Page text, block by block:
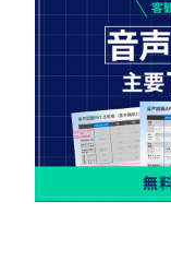
12月
(2)
(2)
12月 (1)
7月
9月(1)
10月(1)
11月(1)
4月
8月(2)
9月 (1)
10月(2)
11月(2)
(2)
9月(2)
10月(3)
12月(3)